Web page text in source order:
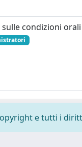
condizioni
e tutti i